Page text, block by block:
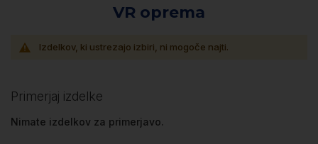
VR oprema
Izdelkov, ki ustrezajo izbiri, ni mogoče najti.
Primerjaj izdelke
Nimate izdelkov za primerjavo.